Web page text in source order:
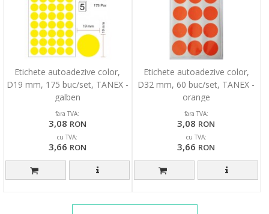
Etichete autoadezive color,
D19 mm, 175 buc/set, TANEX -
galben
fara TVA:
3,08 RON
cu TVA:
3,66 RON
Etichete autoadezive color,
D32 mm, 60 buc/set, TANEX -
orange
fara TVA:
3,08 RON
cu TVA:
3,66 RON